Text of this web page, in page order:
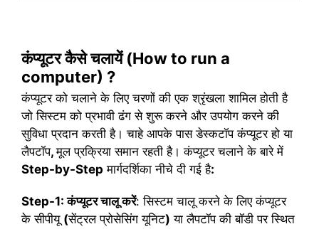
कंप्यूटर कैसे चलायें (How to run a
computer) ?
कंप्यूटर को चलाने के लिए चरणों की एक श्रृंखला शामिल होती है
जो सिस्टम को प्रभावी ढंग से शुरू करने और उपयोग करने की
सुविधा प्रदान करती है। चाहे आपके पास डेस्कटॉप कंप्यूटर हो या
लैपटॉप,मूल प्रक्रिया समान रहती है। कंप्यूटर चलाने के बारे में
Step-by-Step मार्गदर्शिका नीचे दी गई है:
Step-1: कंप्यूटर चालू करें: सिस्टम चालू करने के लिए कंप्यूटर
के सीपीयू (सेंट्रल प्रोसेसिंग यूनिट) या लैपटॉप की बॉडी पर स्थित